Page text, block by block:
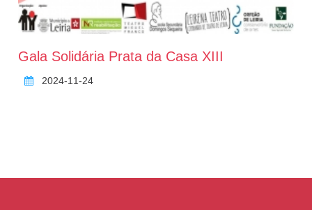
Gala Solidária Prata da Casa XIII
2024-11-24